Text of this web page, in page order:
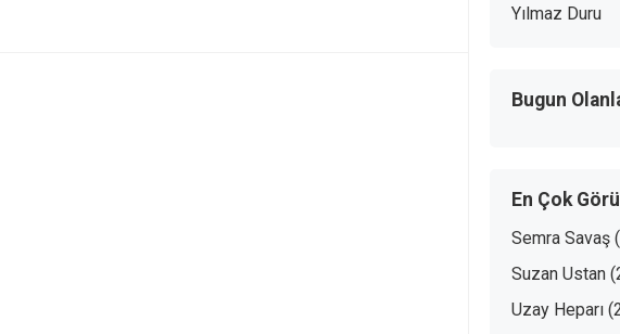
Yılmaz Duru
Bugun
En Çok
Semra Savaş
Suzan Ustan
Uzay Heparı